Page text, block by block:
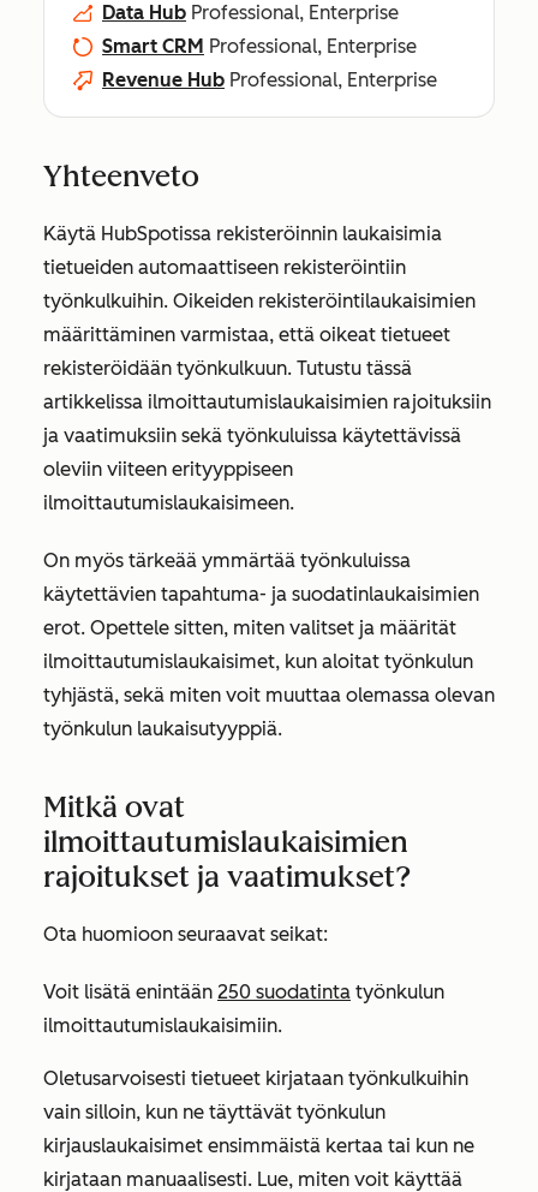
Data Hub Professional, Enterprise
Smart CRM Professional, Enterprise
Revenue Hub Professional, Enterprise
Yhteenveto
Käytä HubSpotissa rekisteröinnin laukaisimia
tietueiden automaattiseen rekisteröintiin
työnkulkuihin. Oikeiden rekisteröintilaukaisimien
määrittäminen varmistaa, että oikeat tietueet
rekisteröidään työnkulkuun. Tutustu tässä
artikkelissa ilmoittautumislaukaisimien rajoituksiin
ja vaatimuksiin sekä työnkuluissa käytettävissä
oleviin viiteen erityyppiseen
ilmoittautumislaukaisimeen.
On myös tärkeää ymmärtää työnkuluissa
käytettävien tapahtuma- ja suodatinlaukaisimien
erot. Opettele sitten, miten valitset ja määrität
ilmoittautumislaukaisimet, kun aloitat työnkulun
tyhjästä, sekä miten voit muuttaa olemassa olevan
työnkulun laukaisutyyppiä.
Mitkä ovat
ilmoittautumislaukaisimien
rajoitukset ja vaatimukset?
Ota huomioon seuraavat seikat:
Voit lisätä enintään 250 suodatinta työnkulun
ilmoittautumislaukaisimiin.
Oletusarvoisesti tietueet kirjataan työnkulkuihin
vain silloin, kun ne täyttävät työnkulun
kirjauslaukaisimet ensimmäistä kertaa tai kun ne
kirjataan manuaalisesti. Lue, miten voit käyttää